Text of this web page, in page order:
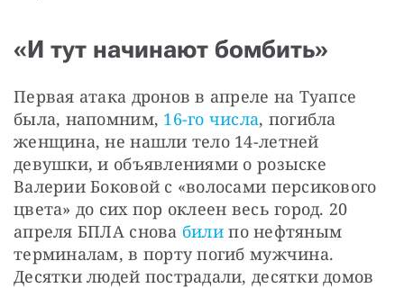
«И тут начинают бомбить»
Первая атака дронов в апреле на Туапсе
была, напомним, 16-го числа, погибла
женщина, не нашли тело 14-летней
девушки, и объявлениями о розыске
Валерии Боковой с «волосами персикового
цвета» до сих пор оклеен весь город. 20
апреля БПЛА снова били по нефтяным
терминалам, в порту погиб мужчина.
Десятки людей пострадали, десятки домов